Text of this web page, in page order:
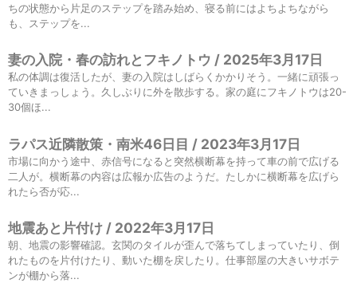
ちの状態から片足のステップを踏み始め、寝る前にはよちよちながら
も、ステップを...
妻の入院・春の訪れとフキノトウ / 2025年3月17日
私の体調は復活したが、妻の入院はしばらくかかりそう。一緒に頑張っ
ていきまっしょう。久しぶりに外を散歩する。家の庭にフキノトウは20-
30個ほ...
ラパス近隣散策・南米46日目 / 2023年3月17日
市場に向かう途中、赤信号になると突然横断幕を持って車の前で広げる
二人が。横断幕の内容は広報か広告のようだ。たしかに横断幕を広げら
れたら否が応...
地震あと片付け / 2022年3月17日
朝、地震の影響確認。玄関のタイルが歪んで落ちてしまっていたり、倒
れたものを片付けたり、動いた棚を戻したり。仕事部屋の大きいサボテ
ンが棚から落...